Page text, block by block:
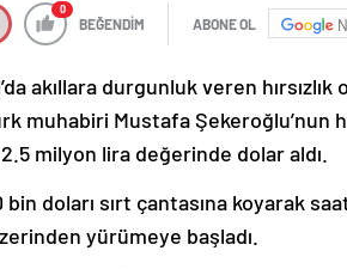
0
BEĞENDİM ABONE OL
akıllara durgunluk veren
muhabiri Mustafa Şekeroğlu’nun
milyon lira değerinde dolar aldı.
bin doları sırt çantasına koyarak
yürümeye başladı.